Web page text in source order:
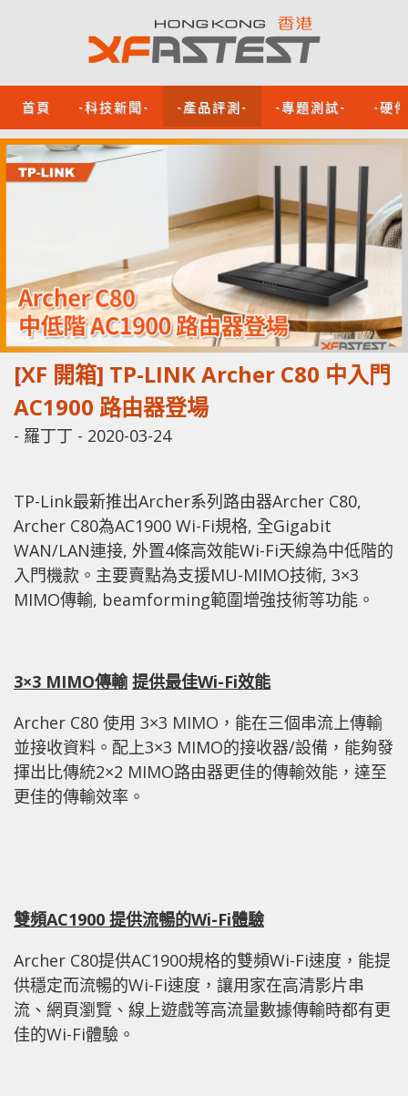
首頁 -科技新聞- -產品評測- -專題測試- -硬
[XF 開箱] TP-LINK Archer C80 中入門
AC1900 路由器登場
- 羅丁丁 - 2020-03-24
TP-Link最新推出Archer系列路由器Archer C80,
Archer C80為AC1900 Wi-Fi規格, 全Gigabit
WAN/LAN連接, 外置4條高效能Wi-Fi天線為中低階的
入門機款。主要賣點為支援MU-MIMO技術, 3×3
MIMO傳輸, beamforming範圍增強技術等功能。
3×3 MIMO傳輸 提供最佳Wi-Fi效能
Archer C80 使用 3×3 MIMO，能在三個串流上傳輸
並接收資料。配上3×3 MIMO的接收器/設備，能夠發
揮出比傳統2×2 MIMO路由器更佳的傳輸效能，達至
更佳的傳輸效率。
雙頻AC1900 提供流暢的Wi-Fi體驗
Archer C80提供AC1900規格的雙頻Wi-Fi速度，能提
供穩定而流暢的Wi-Fi速度，讓用家在高清影片串
流、網頁瀏覽、線上遊戲等高流量數據傳輸時都有更
佳的Wi-Fi體驗。